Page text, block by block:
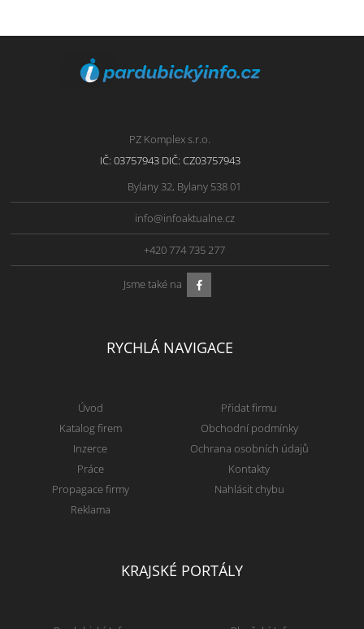
PZ Komplex s.r.o.
IČ: 03757943 DIČ: CZ03757943
Bylany 32, Bylany 538 01
info@infoaktualne.cz
+420 774 735 277
Jsme také na
RYCHLÁ NAVIGACE
Úvod
Katalog firem
Inzerce
Práce
Propagace firmy
Reklama
Přidat firmu
Obchodní podmínky
Ochrana osobních údajů
Kontakty
Nahlásit chybu
KRAJSKÉ PORTÁLY